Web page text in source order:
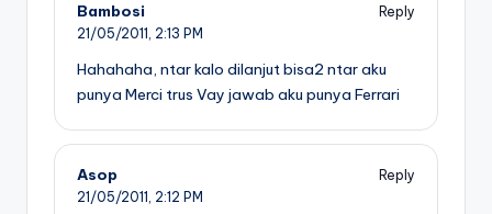
Bambosi
Reply
21/05/2011, 2:13 PM
Hahahaha, ntar kalo dilanjut bisa2 ntar aku
punya Merci trus Vay jawab aku punya Ferrari
Asop
Reply
21/05/2011, 2:12 PM